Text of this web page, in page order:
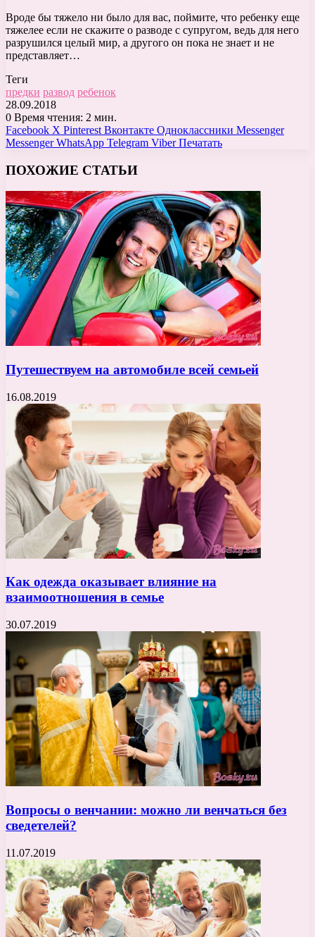
Вроде бы тяжело ни было для вас, поймите, что ребенку еще
тяжелее если не скажите о разводе с супругом, ведь для него
разрушился целый мир, а другого он пока не знает и не
представляет…
Теги
предки развод ребенок
28.09.2018
0 Время чтения: 2 мин.
Facebook X Pinterest Вконтакте Одноклассники Messenger
Messenger WhatsApp Telegram Viber Печатать
ПОХОЖИЕ СТАТЬИ
Путешествуем на автомобиле всей семьей
16.08.2019
Как одежда оказывает влияние на
взаимоотношения в семье
30.07.2019
Вопросы о венчании: можно ли венчаться без
сведетелей?
11.07.2019